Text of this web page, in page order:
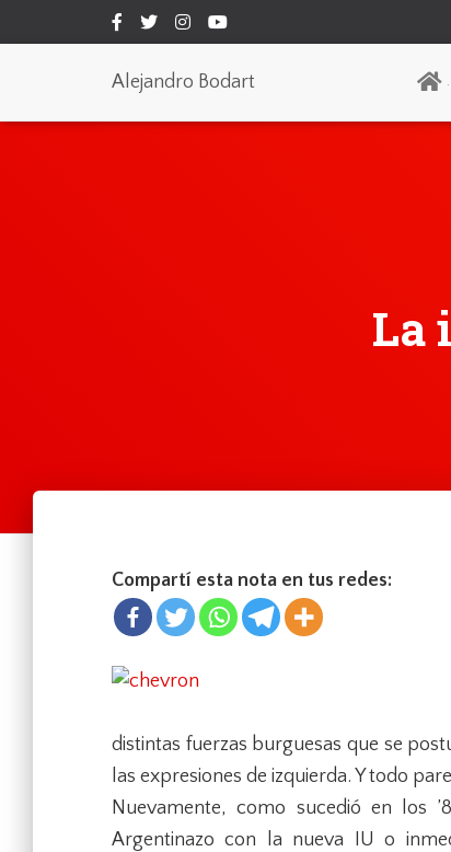
Alejandro Bodart .
La
Compartí esta nota en tus redes:
distintas fuerzas burguesas que se
las expresiones de izquierda. Y todo
Nuevamente, como sucedió en los
Argentinazo con la nueva IU o